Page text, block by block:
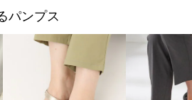
パンプス